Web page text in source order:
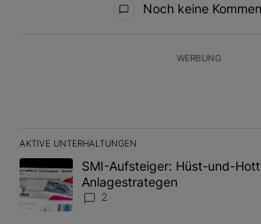
Noch keine
WERBUNG
AKTIVE UNTERHALTUNGEN
Das Folgende ist eine Liste der am
Ein Trendartikel mit dem Titel "SMI-
SMI-Aufsteiger: Hüst-und-
Anlagestrategen
2